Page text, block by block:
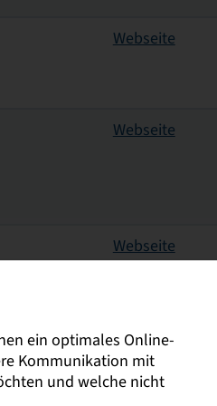
Webseite
Webseite
Webseite
Webseite
ein optimales Online-
Kommunikation mit
und welche nicht